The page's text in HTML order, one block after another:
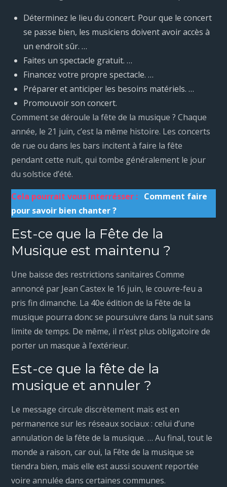
Déterminez le lieu du concert. Pour que le concert
se passe bien, les musiciens doivent avoir accès à
un endroit sûr. …
Faites un spectacle gratuit. …
Financez votre propre spectacle. …
Préparer et anticiper les besoins matériels. …
Promouvoir son concert.
Comment se déroule la fête de la musique ? Chaque
année, le 21 juin, c’est la même histoire. Les concerts
de rue ou dans les bars incitent à faire la fête
pendant cette nuit, qui tombe généralement le jour
du solstice d’été.
Cela pourrait vous interrésser : Comment faire
pour savoir bien chanter ?
Est-ce que la Fête de la
Musique est maintenu ?
Une baisse des restrictions sanitaires Comme
annoncé par Jean Castex le 16 juin, le couvre-feu a
pris fin dimanche. La 40e édition de la Fête de la
musique pourra donc se poursuivre dans la nuit sans
limite de temps. De même, il n’est plus obligatoire de
porter un masque à l’extérieur.
Est-ce que la fête de la
musique et annuler ?
Le message circule discrètement mais est en
permanence sur les réseaux sociaux : celui d’une
annulation de la fête de la musique. … Au final, tout le
monde a raison, car oui, la Fête de la musique se
tiendra bien, mais elle est aussi souvent reportée
voire annulée dans certaines communes.